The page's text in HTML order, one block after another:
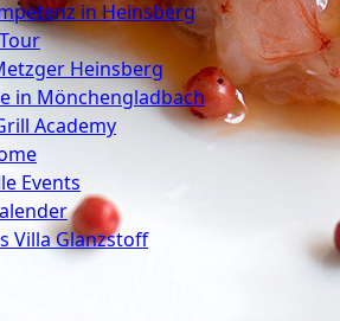
in Heinsberg
Heinsberg
in Mönchengladbach
Academy
Events
Villa Glanzstoff